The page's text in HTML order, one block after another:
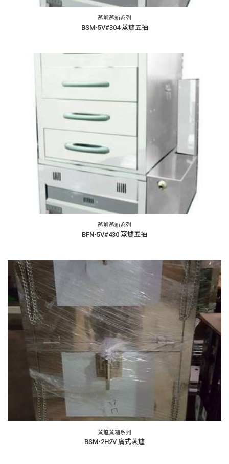
蒸爐蒸箱系列
BSM-5V#304 蒸爐五抽
蒸爐蒸箱系列
BFN-5V#430 蒸爐五抽
蒸爐蒸箱系列
BSM-2H2V 廣式蒸爐